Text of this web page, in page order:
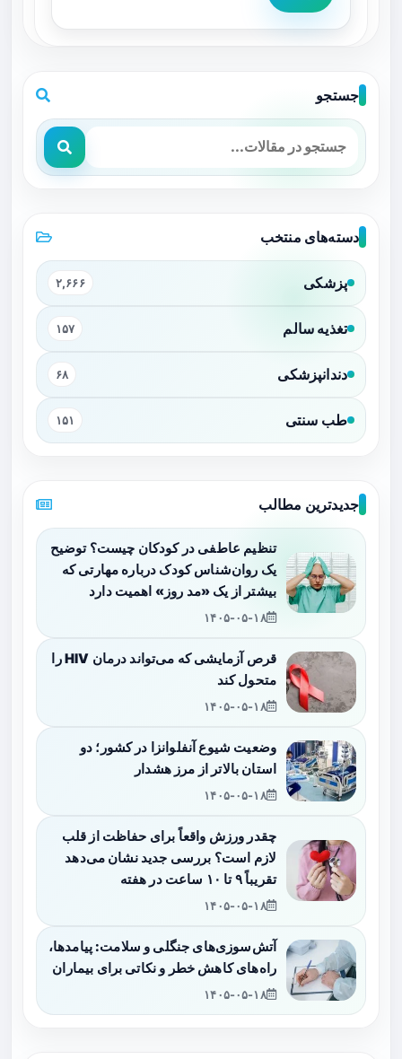
جستجو
دسته‌های منتخب
پزشکی ۲,۶۶۶
تغذیه سالم ۱۵۷
دندانپزشکی ۶۸
طب سنتی ۱۵۱
جدیدترین مطالب
تنظیم عاطفی در کودکان چیست؟ توضیح
یک روان‌شناس کودک درباره مهارتی که
بیشتر از یک «مد روز» اهمیت دارد
۱۴۰۵-۰۵-۱۸
قرص آزمایشی که می‌تواند درمان HIV را
متحول کند
۱۴۰۵-۰۵-۱۸
وضعیت شیوع آنفلوانزا در کشور؛ دو
استان بالاتر از مرز هشدار
۱۴۰۵-۰۵-۱۸
چقدر ورزش واقعاً برای حفاظت از قلب
لازم است؟ بررسی جدید نشان می‌دهد
تقریباً ۹ تا ۱۰ ساعت در هفته
۱۴۰۵-۰۵-۱۸
آتش‌سوزی‌های جنگلی و سلامت: پیامدها،
راه‌های کاهش خطر و نکاتی برای بیماران
۱۴۰۵-۰۵-۱۸